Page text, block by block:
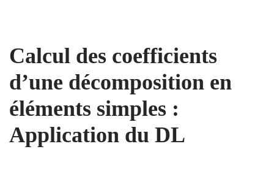
Calcul des coefficients
d’une décomposition en
éléments simples :
Application du DL